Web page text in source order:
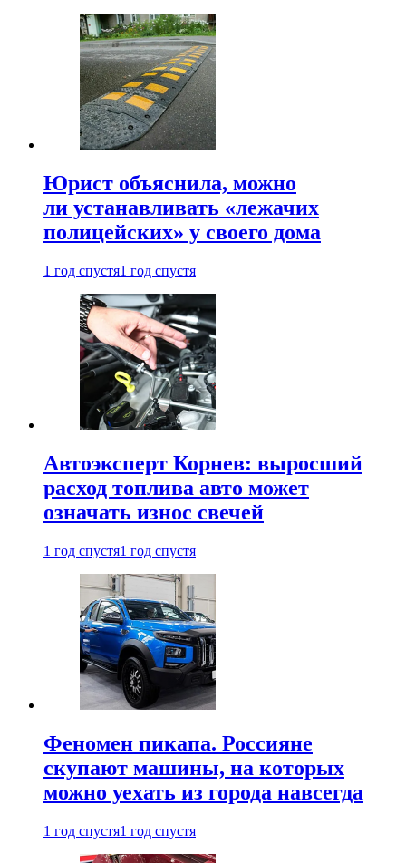
Юрист объяснила, можно
ли устанавливать «лежачих
полицейских» у своего дома
1 год спустя1 год спустя
Автоэксперт Корнев: выросший
расход топлива авто может
означать износ свечей
1 год спустя1 год спустя
Феномен пикапа. Россияне
скупают машины, на которых
можно уехать из города навсегда
1 год спустя1 год спустя